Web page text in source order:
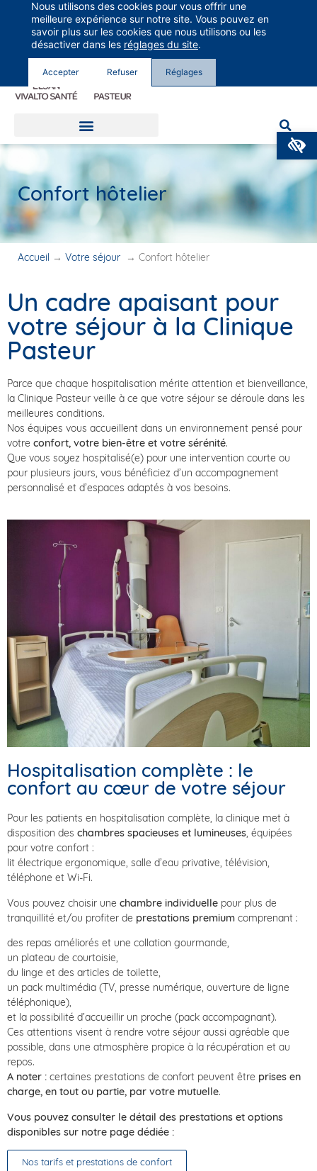
Groupe Vivalto Santé
Entre nous, la vie
Confort hôtelier
Accueil → Votre séjour → Confort hôtelier
Un cadre apaisant pour
votre séjour à la Clinique
Pasteur
Parce que chaque hospitalisation mérite attention et bienveillance,
la Clinique Pasteur veille à ce que votre séjour se déroule dans les
meilleures conditions.
Nos équipes vous accueillent dans un environnement pensé pour
votre confort, votre bien-être et votre sérénité.
Que vous soyez hospitalisé(e) pour une intervention courte ou
pour plusieurs jours, vous bénéficiez d’un accompagnement
personnalisé et d’espaces adaptés à vos besoins.
Hospitalisation complète : le
confort au cœur de votre séjour
Pour les patients en hospitalisation complète, la clinique met à
disposition des chambres spacieuses et lumineuses, équipées
pour votre confort :
lit électrique ergonomique, salle d’eau privative, télévision,
téléphone et Wi-Fi.
Vous pouvez choisir une chambre individuelle pour plus de
tranquillité et/ou profiter de prestations premium comprenant :
des repas améliorés et une collation gourmande,
un plateau de courtoisie,
du linge et des articles de toilette,
un pack multimédia (TV, presse numérique, ouverture de ligne
téléphonique),
et la possibilité d’accueillir un proche (pack accompagnant).
Ces attentions visent à rendre votre séjour aussi agréable que
possible, dans une atmosphère propice à la récupération et au
repos.
A noter : certaines prestations de confort peuvent être prises en
charge, en tout ou partie, par votre mutuelle.
Vous pouvez consulter le détail des prestations et options
disponibles sur notre page dédiée :
Nos tarifs et prestations de confort
Nous utilisons des cookies pour vous offrir une
meilleure expérience sur notre site. Vous pouvez en
savoir plus sur les cookies que nous utilisons ou les
désactiver dans les réglages du site.
Accepter Refuser Réglages